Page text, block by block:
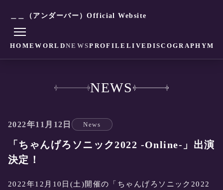
＿＿（アンダーバー）Official Website
HOMEWORLDNEWSPROFILE LIVEDISCOGRAPHY
NEWS
2022年11月12日 News
「ちゃんげろソニック2022 -Online-」出演
決定！
2022年12月10日(土)開催の「ちゃんげろソニック2022